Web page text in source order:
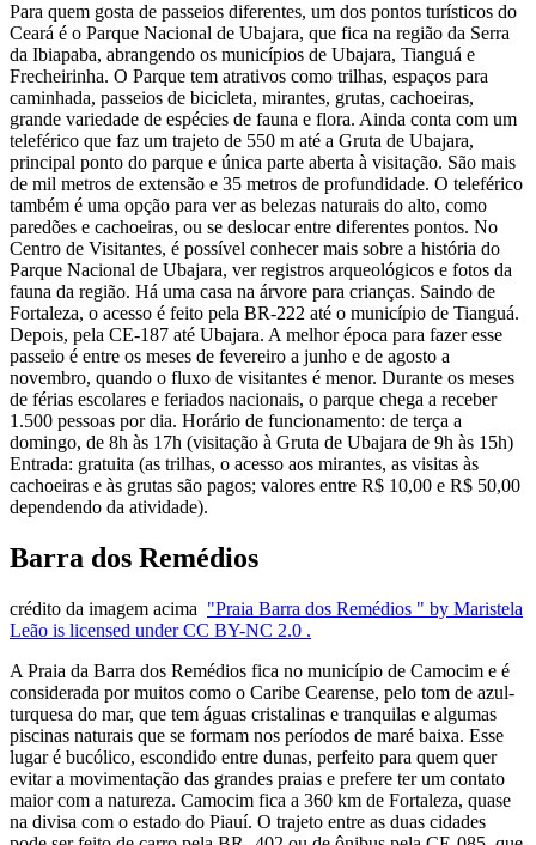
Para quem gosta de passeios diferentes, um dos pontos turísticos do
Ceará é o Parque Nacional de Ubajara, que fica na região da Serra
da Ibiapaba, abrangendo os municípios de Ubajara, Tianguá e
Frecheirinha. O Parque tem atrativos como trilhas, espaços para
caminhada, passeios de bicicleta, mirantes, grutas, cachoeiras,
grande variedade de espécies de fauna e flora. Ainda conta com um
teleférico que faz um trajeto de 550 m até a Gruta de Ubajara,
principal ponto do parque e única parte aberta à visitação. São mais
de mil metros de extensão e 35 metros de profundidade. O teleférico
também é uma opção para ver as belezas naturais do alto, como
paredões e cachoeiras, ou se deslocar entre diferentes pontos. No
Centro de Visitantes, é possível conhecer mais sobre a história do
Parque Nacional de Ubajara, ver registros arqueológicos e fotos da
fauna da região. Há uma casa na árvore para crianças. Saindo de
Fortaleza, o acesso é feito pela BR-222 até o município de Tianguá.
Depois, pela CE-187 até Ubajara. A melhor época para fazer esse
passeio é entre os meses de fevereiro a junho e de agosto a
novembro, quando o fluxo de visitantes é menor. Durante os meses
de férias escolares e feriados nacionais, o parque chega a receber
1.500 pessoas por dia. Horário de funcionamento: de terça a
domingo, de 8h às 17h (visitação à Gruta de Ubajara de 9h às 15h)
Entrada: gratuita (as trilhas, o acesso aos mirantes, as visitas às
cachoeiras e às grutas são pagos; valores entre R$ 10,00 e R$ 50,00
dependendo da atividade).
Barra dos Remédios
crédito da imagem acima "Praia Barra dos Remédios " by Maristela
Leão is licensed underCC BY-NC 2.0 .
A Praia da Barra dos Remédios fica no município de Camocim e é
considerada por muitos como o Caribe Cearense, pelo tom de azul-
turquesa do mar, que tem águas cristalinas e tranquilas e algumas
piscinas naturais que se formam nos períodos de maré baixa. Esse
lugar é bucólico, escondido entre dunas, perfeito para quem quer
evitar a movimentação das grandes praias e prefere ter um contato
maior com a natureza. Camocim fica a 360 km de Fortaleza, quase
na divisa com o estado do Piauí. O trajeto entre as duas cidades